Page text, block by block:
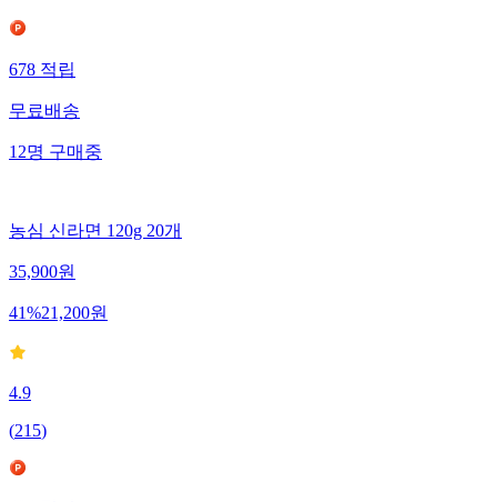
678 적립
무료배송
12명 구매중
농심 신라면 120g 20개
35,900원
41%21,200원
4.9
(215)